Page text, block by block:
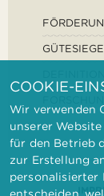
COOKIE-
Wir verwenden
unserer
für den Betrieb
zur Erstellung
personalisierter